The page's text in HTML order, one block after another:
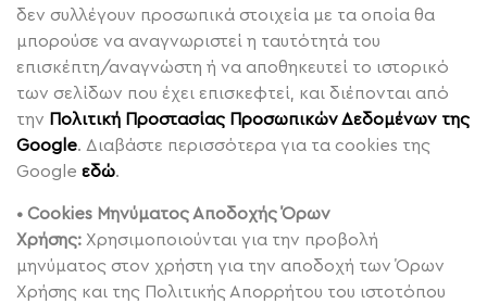
δεν συλλέγουν προσωπικά στοιχεία με τα οποία θα
μπορούσε να αναγνωριστεί η ταυτότητά του
επισκέπτη/αναγνώστη ή να αποθηκευτεί το ιστορικό
των σελίδων που έχει επισκεφτεί, και διέπονται από
την Πολιτική Προστασίας Προσωπικών Δεδομένων της
Google. Διαβάστε περισσότερα για τα cookies της
Google εδώ.
• Cookies Μηνύματος Αποδοχής Όρων
Χρήσης: Χρησιμοποιούνται για την προβολή
μηνύματος στον χρήστη για την αποδοχή των Όρων
Χρήσης και της Πολιτικής Απορρήτου του ιστοτόπου